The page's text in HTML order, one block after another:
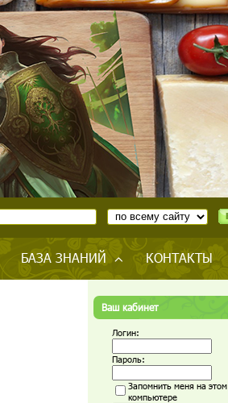
БАЗА ЗНАНИЙ КОНТАКТЫ
Ваш кабинет
Логин:
Пароль:
Запомнить меня на этом
компьютере